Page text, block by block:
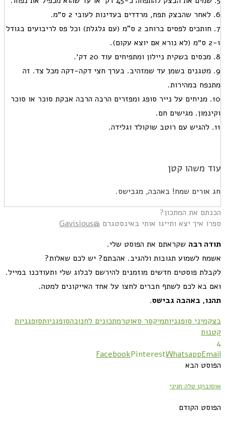
7. חותכים לפסים ברוחב 2 ס"מ (עם גלגלת) וכל פס לריבועים בגודל
מטגנים בשמן עד שמזהיב. בערך חצי דקה-דקה מכל צד. זה
במהירות.
מניחים על נייר סופג ומפזרים הרבה הרבה אבקת סוכר או סוכר
מגישים חם.
משהו קטן
שמח! באהבה, מגבישס.
את המתכון?
איך יצא ותייגו אותי באינסטגרם@Gavisious
רבה שקראתם את הפוסט שלי .
לשמוע תגובות ולהגיב.אהבתם?יש לכם שאלות?
פוסטים חדשים מוזמנים להירשם לבלוג שלי ותעודכנו במייל.
בא לכם לשתף חברים לחצו על אחד האייקונים למטה.
,באהבהגבישס.
מיני סופגניותמיקסר סאוטרמתכונים לחנוכהסופגניותסופגניות
FacebookPinterestWhatsapp
הבא
טלה חגיגי
הקודם